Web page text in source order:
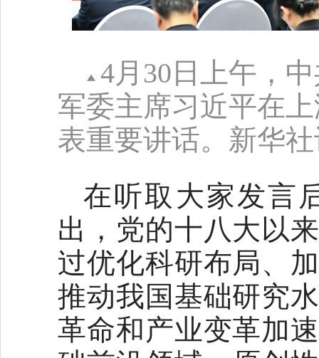
4月30日上午，
军委主席习近平在
表重要讲话。新华
在听取大家发言
出，党的十八大以
过优化科研布局、
推动我国基础研究
革命和产业变革加